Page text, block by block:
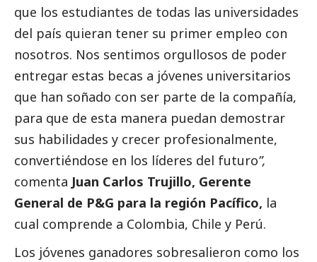
que los estudiantes de todas las universidades
del país quieran tener su primer empleo con
nosotros. Nos sentimos orgullosos de poder
entregar estas becas a jóvenes universitarios
que han soñado con ser parte de la compañía,
para que de esta manera puedan demostrar
sus habilidades y crecer profesionalmente,
convertiéndose en los líderes del futuro”,
comenta Juan Carlos Trujillo, Gerente
General de P&G para la región Pacífico, la
cual comprende a Colombia, Chile y Perú.
Los jóvenes ganadores sobresalieron como los